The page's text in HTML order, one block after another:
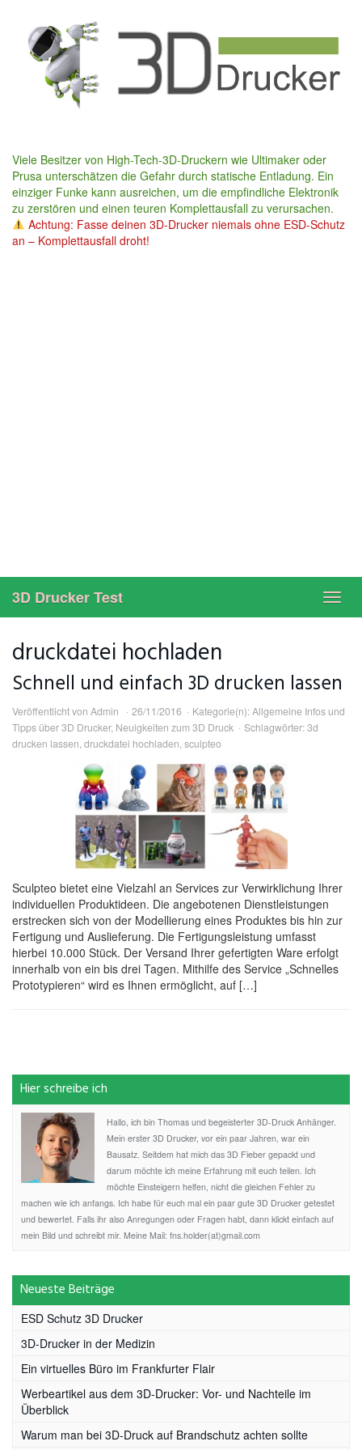
content
Viele Besitzer von High-Tech-3D-Druckern wie Ultimaker oder
Prusa unterschätzen die Gefahr durch statische Entladung. Ein
einziger Funke kann ausreichen, um die empfindliche Elektronik
zu zerstören und einen teuren Komplettausfall zu verursachen.
Achtung: Fasse deinen 3D-Drucker niemals ohne ESD-Schutz
an – Komplettausfall droht!
3D Drucker Test
druckdatei hochladen
Schnell und einfach 3D drucken lassen
Veröffentlicht von Admin 26/11/2016 Kategorie(n):Allgemeine Infos und
Tipps über 3D Drucker, Neuigkeiten zum 3D Druck Schlagwörter:3d
drucken lassen, druckdatei hochladen, sculpteo
Sculpteo bietet eine Vielzahl an Services zur Verwirklichung Ihrer
individuellen Produktideen. Die angebotenen Dienstleistungen
erstrecken sich von der Modellierung eines Produktes bis hin zur
Fertigung und Auslieferung. Die Fertigungsleistung umfasst
hierbei 10.000 Stück. Der Versand Ihrer gefertigten Ware erfolgt
innerhalb von ein bis drei Tagen. Mithilfe des Service „Schnelles
Prototypieren“ wird es Ihnen ermöglicht, auf […]
Hier schreibe ich
Hallo, ich bin Thomas und begeisterter 3D-Druck Anhänger.
Mein erster 3D Drucker, vor ein paar Jahren, war ein
Bausatz. Seitdem hat mich das 3D Fieber gepackt und
darum möchte ich meine Erfahrung mit euch teilen. Ich
möchte Einsteigern helfen, nicht die gleichen Fehler zu
machen wie ich anfangs. Ich habe für euch mal ein paar gute 3D Drucker getestet
und bewertet. Falls ihr also Anregungen oder Fragen habt, dann klickt einfach auf
mein Bild und schreibt mir. Meine Mail: fns.holder(at)gmail.com
Neueste Beiträge
ESD Schutz 3D Drucker
3D-Drucker in der Medizin
Ein virtuelles Büro im Frankfurter Flair
Werbeartikel aus dem 3D-Drucker: Vor- und Nachteile im
Überblick
Warum man bei 3D-Druck auf Brandschutz achten sollte